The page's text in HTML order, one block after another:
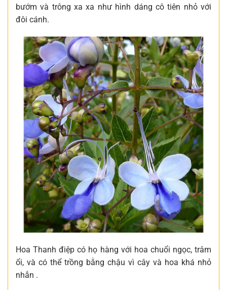
bướm và trông xa xa như hình dáng cô tiên nhỏ với
đôi cánh.
Hoa Thanh điệp có họ hàng với hoa chuổi ngọc, trâm
ổi, và có thể trồng bằng chậu vì cây và hoa khá nhỏ
nhắn .